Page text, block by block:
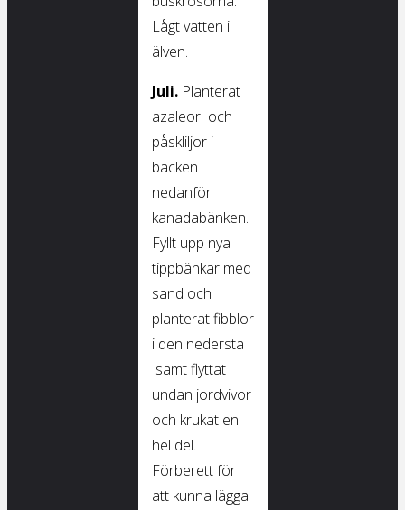
Lågt vatten i
älven.
Juli.Planterat
azaleor och
påskliljor i
backen
nedanför
kanadabänken.
Fyllt upp nya
tippbänkar med
sand och
planterat fibblor
i den nedersta
samt flyttat
undan jordvivor
och krukat en
hel del.
Förberett för
att kunna lägga